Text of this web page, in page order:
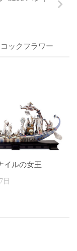
ックフラワー
イルの女王
日